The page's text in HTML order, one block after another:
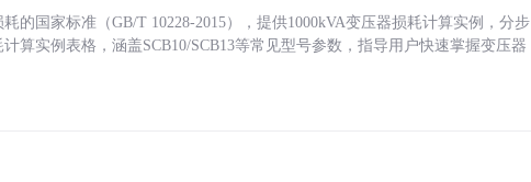
的国家标准（GB/T 10228-2015），提供1000kVA变压器损耗计算实例，分步
算实例表格，涵盖SCB10/SCB13等常见型号参数，指导用户快速掌握变压器